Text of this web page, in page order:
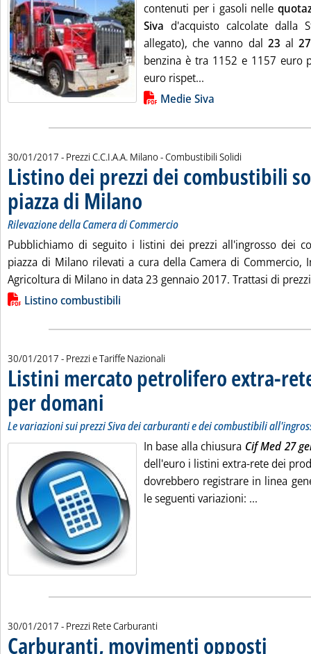
contenuti per i gasoli nelle
Siva d'acquisto calcolate dalla
allegato), che vanno dal 23 al
benzina è tra 1152 e 1157 euro
euro rispet...
Lista allegati PDF alla notizia
Medie Siva
30/01/2017 - Prezzi C.C.I.A.A. Milano - Combustibili Solidi
Listino dei prezzi dei combustibili
piazza di Milano
Rilevazione della Camera di Commercio
Pub­bli­chia­mo di se­gui­to i li­sti­ni dei prez­zi al­l'in­gros­so dei
piaz­za di Mi­la­no ri­le­va­ti a cu­ra del­la Ca­me­ra di Com­mer­cio,
Agri­col­tu­ra di Mi­la­no in da­ta 23 gennaio 2017. Trat­ta­si di
Lista allegati PDF alla notizia
Listino combustibili
30/01/2017 - Prezzi e Tariffe Nazionali
Listini mercato petrolifero extra-
per domani . Sottotitolo: Le variazioni sui prezzi Siva dei carburanti e dei
. Pubblicata lunedì 30 gennaio 2017 alle 9.23.
Le variazioni sui prezzi Siva dei carburanti e dei combustibili
In base alla chiusura Cif Med 27
dell'euro i listini extra-rete dei
dovrebbero registrare in linea
le seguenti variazioni: ...
30/01/2017 - Prezzi Rete Carburanti
Carburanti, movimenti opposti